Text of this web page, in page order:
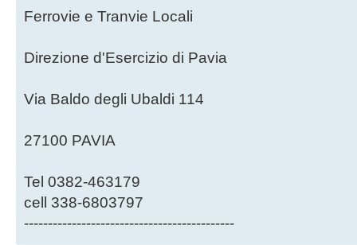
Ferrovie e Tranvie Locali
Direzione d'Esercizio di Pavia
Via Baldo degli Ubaldi 114
27100 PAVIA
Tel 0382-463179
cell 338-6803797
--------------------------------------------